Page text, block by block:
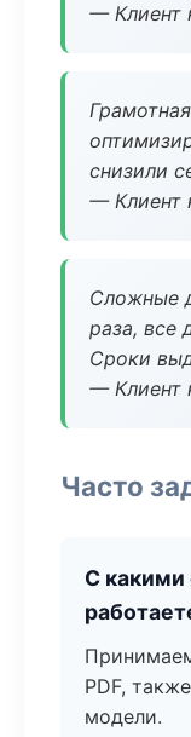
— Клиент
снизили
— Клиент
Сложные
раза, все
Сроки
— Клиент
Часто
С
Принимаем
PDF,
модели.